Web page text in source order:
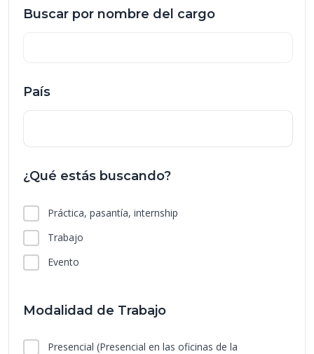
Buscar por nombre del cargo
País
¿Qué estás buscando?
Práctica, pasantía, internship
Trabajo
Evento
Modalidad de Trabajo
Presencial (Presencial en las oficinas de la